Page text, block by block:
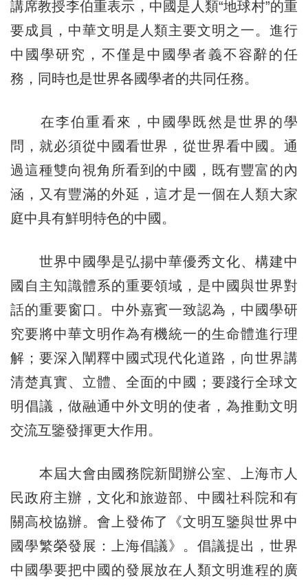
講席教授李伯重表示，中國是人類“地球村”的重
要成員，中華文明是人類主要文明之一。進行
中國學研究，不僅是中國學者義不容辭的任
務，同時也是世界各國學者的共同任務。
在李伯重看來，中國學既然是世界的學
問，就必須從中國看世界，從世界看中國。通
過這種雙向視角所看到的中國，既有豐富的內
涵，又有豐滿的外延，這才是一個在人類大家
庭中具有鮮明特色的中國。
世界中國學是弘揚中華優秀文化、構建中
國自主知識體系的重要領域，是中國與世界對
話的重要窗口。中外嘉賓一致認為，中國學研
究要將中華文明作為有機統一的生命體進行理
解；要深入闡釋中國式現代化道路，向世界講
清楚真實、立體、全面的中國；要踐行全球文
明倡議，做融通中外文明的使者，為推動文明
交流互鑒發揮更大作用。
本屆大會由國務院新聞辦公室、上海市人
民政府主辦，文化和旅遊部、中國社科院和有
關高校協辦。會上發佈了《文明互鑒與世界中
國學繁榮發展：上海倡議》。倡議提出，世界
中國學要把中國的發展放在人類文明進程的廣